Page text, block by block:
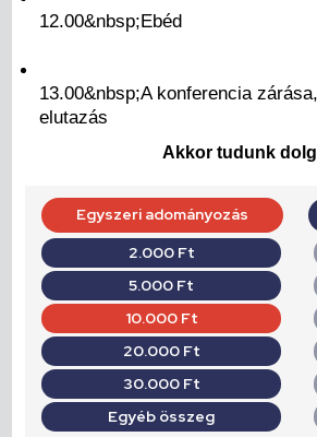
12.00&nbsp;Ebéd
13.00&nbsp;A konferencia zárása,
elutazás
Akkor tudunk